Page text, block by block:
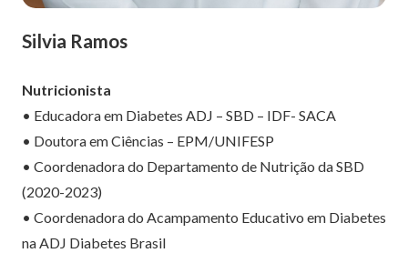
Silvia Ramos
Nutricionista
• Educadora em Diabetes ADJ – SBD – IDF- SACA
• Doutora em Ciências – EPM/UNIFESP
• Coordenadora do Departamento de Nutrição da SBD
(2020-2023)
• Coordenadora do Acampamento Educativo em Diabetes
na ADJ Diabetes Brasil